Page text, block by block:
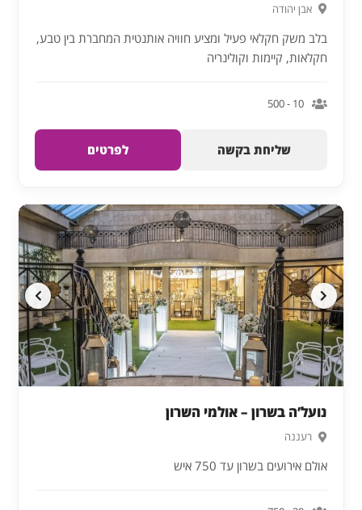
אבן יהודה
בלב משק חקלאי פעיל ומציע חוויה אותנטית המחברת בין טבע,
חקלאות, קיימות וקולינריה
10 - 500
שליחת בקשה לפרטים
נועל’ה בשרון – אולמי השרון
רעננה
אולם אירועים בשרון עד 750 איש